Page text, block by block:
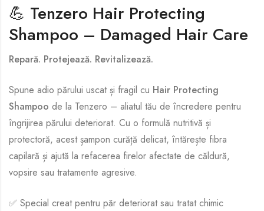
💪 Tenzero Hair Protecting
Shampoo – Damaged Hair Care
Repară. Protejează. Revitalizează.
Spune adio părului uscat și fragil cu Hair Protecting
Shampoo de la Tenzero – aliatul tău de încredere pentru
îngrijirea părului deteriorat. Cu o formulă nutritivă și
protectoră, acest șampon curăță delicat, întărește fibra
capilară și ajută la refacerea firelor afectate de căldură,
vopsire sau tratamente agresive.
✅ Special creat pentru păr deteriorat sau tratat chimic